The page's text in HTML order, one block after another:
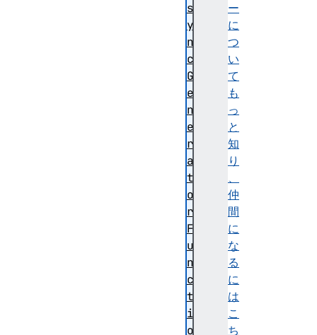
ー
に
つ
い
て
も
っ
と
知
り
、
仲
間
に
な
る
に
は
こ
ち
s
y
n
c
G
e
n
e
r
a
t
o
r
F
u
n
c
t
i
o